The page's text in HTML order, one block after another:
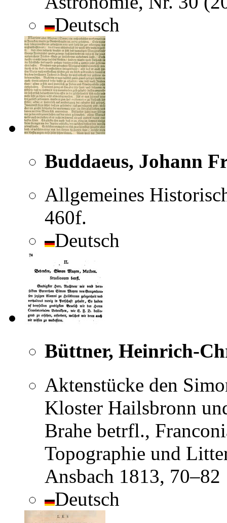
Deutsch
Buddaeus, Johann
Allgemeines
460f.
Deutsch
Büttner, Heinrich-
Aktenstücke den
Kloster Hailsbronn
Brahe betrfl.,
Topographie und
Ansbach 1813, 70–82
Deutsch